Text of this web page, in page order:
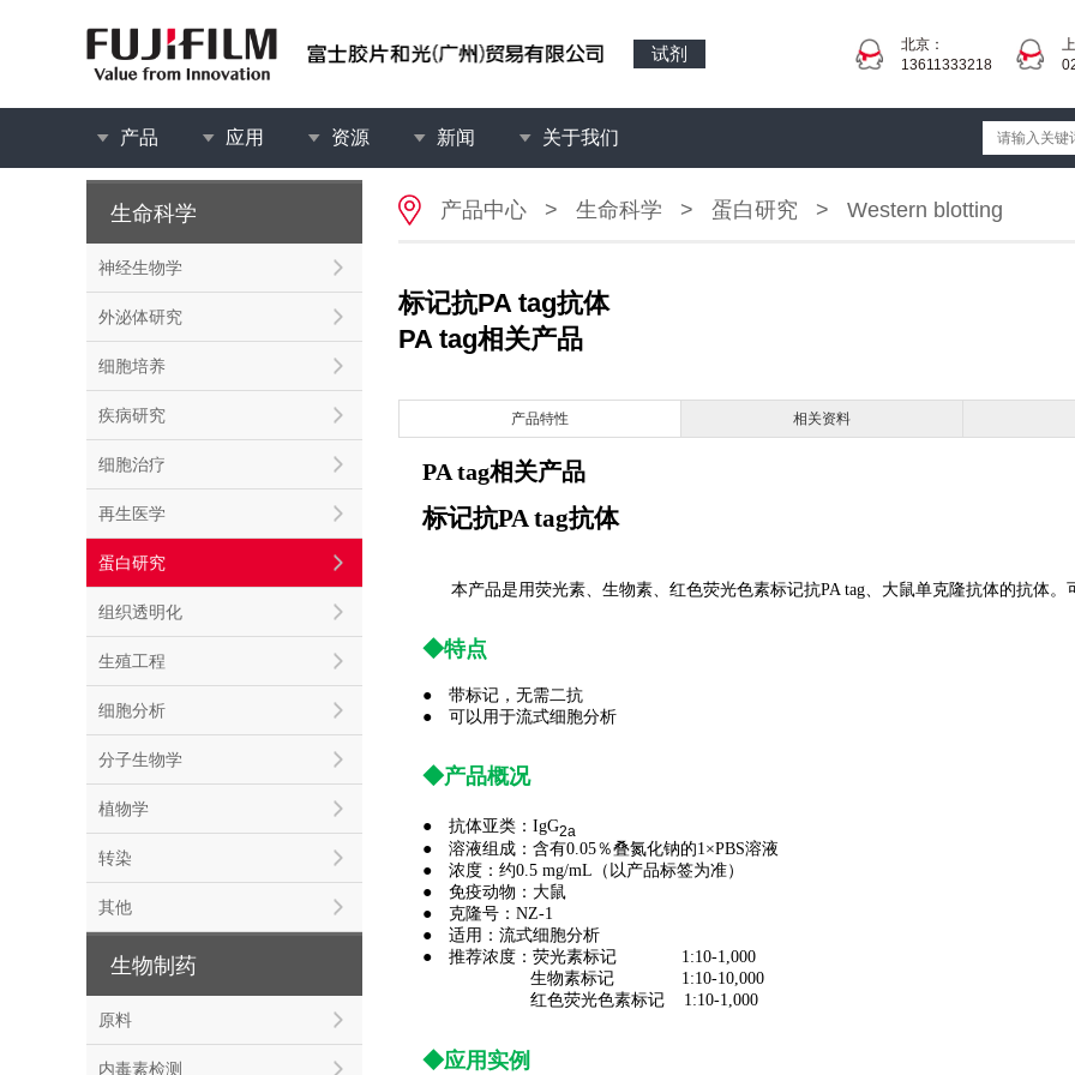
试剂
北京：
13611333218
产品 应用 资源 新闻 关于我们
生命科学
神经生物学
外泌体研究
细胞培养
疾病研究
细胞治疗
再生医学
蛋白研究
组织透明化
生殖工程
细胞分析
分子生物学
植物学
转染
其他
生物制药
原料
内毒素检测
产品中心 > 生命科学 > 蛋白研究 > Western blotting
标记抗PA tag抗体
PA tag相关产品
产品特性 相关资料
PA tag相关产品
标记抗PA tag抗体
本产品是用荧光素、生物素、红色荧光色素标记抗PA tag、大鼠单克
◆特点
● 带标记，无需二抗
● 可以用于流式细胞分析
◆产品概况
● 抗体亚类：IgG2a
● 溶液组成：含有0.05％叠氮化钠的1×PBS溶液
● 浓度：约0.5 mg/mL（以产品标签为准）
● 免疫动物：大鼠
● 克隆号：NZ-1
● 适用：流式细胞分析
● 推荐浓度：荧光素标记 1:10-1,000
生物素标记 1:10-10,000
红色荧光色素标记 1:10-1,000
◆应用实例